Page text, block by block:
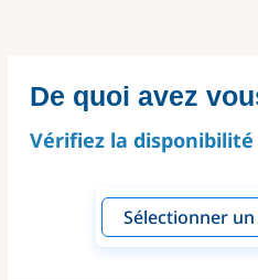
De quoi avez
Vérifiez la